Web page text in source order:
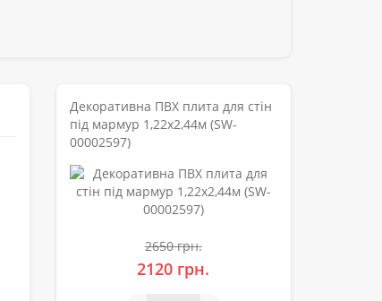
Декоративна ПВХ плита для стін
під мармур 1,22х2,44м (SW-
00002597)
2650 грн.
2120 грн.